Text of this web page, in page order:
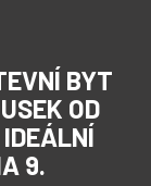
BYT
OD
9.